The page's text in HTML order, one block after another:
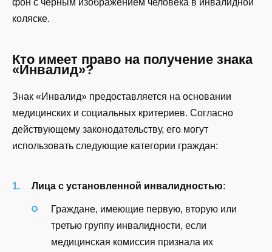
фон с черным изображением человека в инвалидной
коляске.
Кто имеет право на получение знака
«Инвалид»?
Знак «Инвалид» предоставляется на основании
медицинских и социальных критериев. Согласно
действующему законодательству, его могут
использовать следующие категории граждан:
Лица с установленной инвалидностью:
Граждане, имеющие первую, вторую или
третью группу инвалидности, если
медицинская комиссия признала их